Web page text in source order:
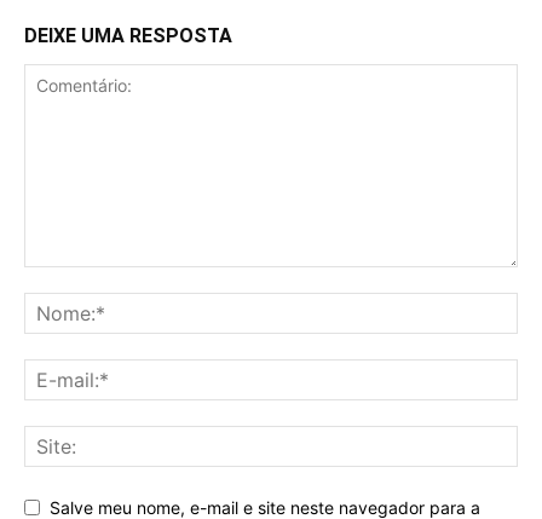
DEIXE UMA RESPOSTA
Salve meu nome, e-mail e site neste navegador para a